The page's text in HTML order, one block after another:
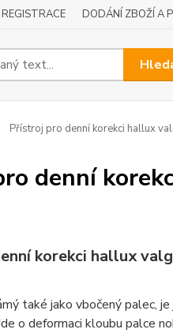
REGISTRACE DODÁNÍ ZBOŽÍ A
Přístroj pro denní korekci hallux
denní
korekci hallux
také jako vbočený palec,
o deformaci kloubu palce